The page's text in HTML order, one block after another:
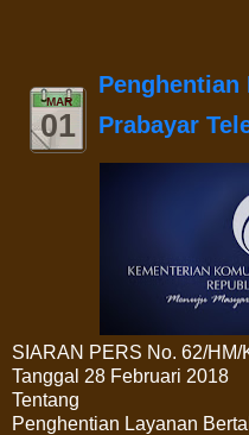
MAR
01
Penghentian
Prabayar
SIARAN PERS No. 62/HM/
Tanggal 28 Februari 2018
Tentang
Penghentian Layanan